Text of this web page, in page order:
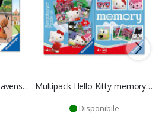
Puzzle 24 pezzi Bing - Ravensburger Multipack Hello Kitty memory + puzzle - Ravensburger
Disponibile